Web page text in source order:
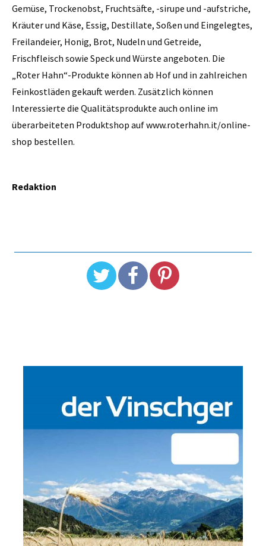
Gemüse, Trockenobst, Fruchtsäfte, -sirupe und -aufstriche,
Kräuter und Käse, Essig, Destillate, Soßen und Eingelegtes,
Freilandeier, Honig, Brot, Nudeln und Getreide,
Frischfleisch sowie Speck und Würste angeboten. Die
„Roter Hahn“-Produkte können ab Hof und in zahlreichen
Feinkostläden gekauft werden. Zusätzlich können
Interessierte die Qualitätsprodukte auch online im
überarbeiteten Produktshop auf www.roterhahn.it/online-
shop bestellen.
Redaktion